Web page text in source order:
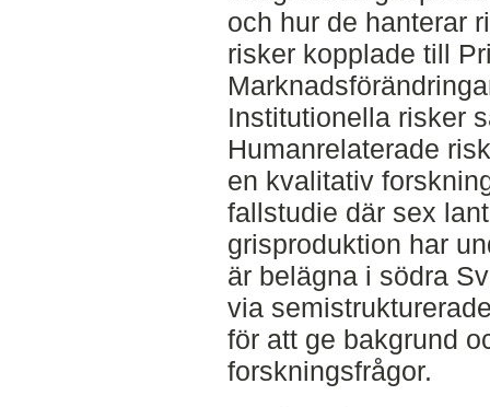
och hur de hanterar
risker kopplade till
Institutionella risker
Humanrelaterade
en kvalitativ
fallstudie där sex
grisproduktion har
är belägna i södra
via
för att ge bakgrund
forskningsfrågor.